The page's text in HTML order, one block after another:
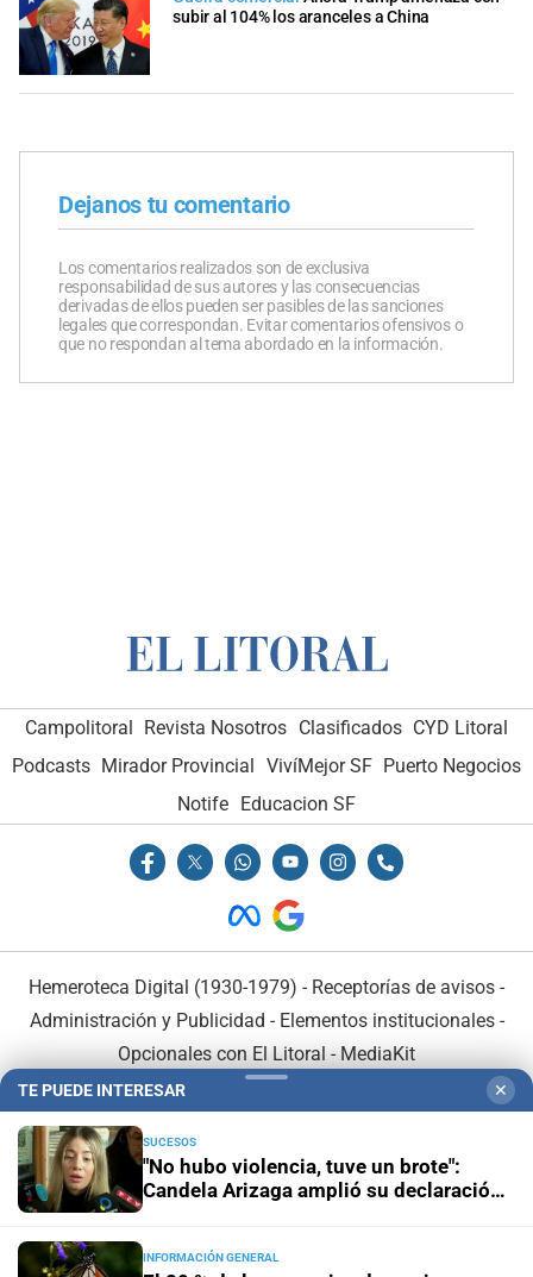
subir al 104% los aranceles a China
Dejanos tu comentario
Los comentarios realizados son de exclusiva
responsabilidad de sus autores y las consecuencias
derivadas de ellos pueden ser pasibles de las sanciones
legales que correspondan. Evitar comentarios ofensivos o
que no respondan al tema abordado en la información.
Campolitoral Revista Nosotros Clasificados CYD Litoral
Podcasts Mirador Provincial VivíMejor SF Puerto Negocios
Notife
Educacion SF
Hemeroteca Digital (1930-1979) - Receptorías de avisos -
Administración y Publicidad - Elementos institucionales-
Opcionales con El Litoral - MediaKit
TE PUEDE INTERESAR ✕
SUCESOS
"No hubo violencia, tuve un brote":
Candela Arizaga amplió su declaración
INFORMACIÓN GENERAL